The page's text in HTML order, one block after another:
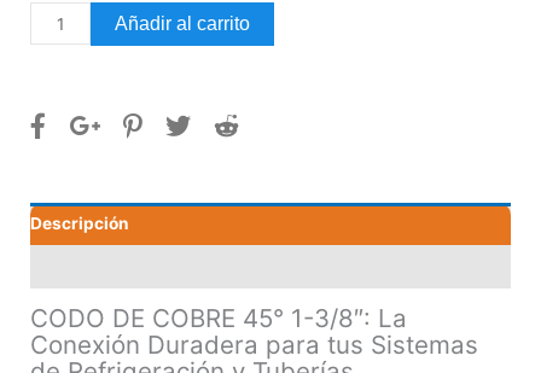
CODO
DE
1-
Añadir al carrito
Descripción
CODO DE COBRE 45° 1-3/8″: La
Conexión Duradera para tus Sistemas